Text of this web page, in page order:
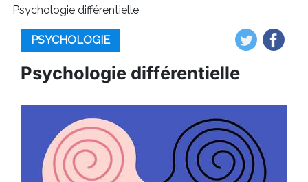
Psychologie différentielle
PSYCHOLOGIE
Psychologie différentielle